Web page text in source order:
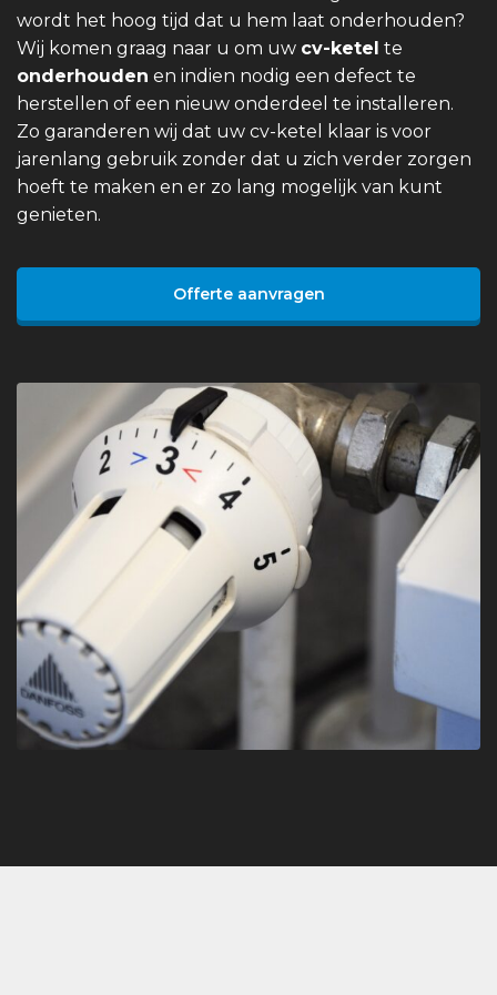
wordt het hoog tijd dat u hem laat onderhouden?
Wij komen graag naar u om uw cv-ketel te
onderhouden en indien nodig een defect te
herstellen of een nieuw onderdeel te installeren.
Zo garanderen wij dat uw cv-ketel klaar is voor
jarenlang gebruik zonder dat u zich verder zorgen
hoeft te maken en er zo lang mogelijk van kunt
genieten.
Offerte aanvragen